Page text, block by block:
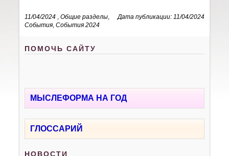
11/04/2024 Дата публикации: 11/04/2024
,Общие разделы
События ,События 2024
ПОМОЧЬ САЙТУ
МЫСЛЕФОРМА НА ГОД
ГЛОССАРИЙ
НОВОСТИ